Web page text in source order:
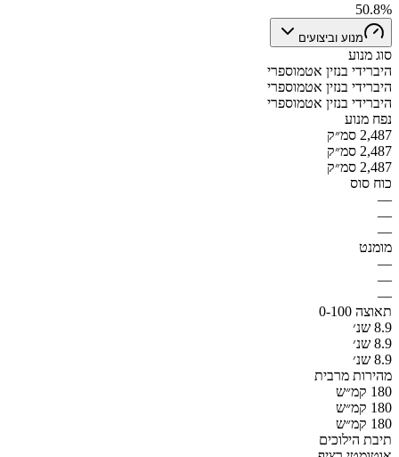
50.8%
מנוע וביצועים
סוג מנוע
היברידי בנזין אטמוספרי
היברידי בנזין אטמוספרי
היברידי בנזין אטמוספרי
נפח מנוע
2,487 סמ״ק
2,487 סמ״ק
2,487 סמ״ק
כוח סוס
—
—
—
מומנט
—
—
—
תאוצה 0-100
8.9 שנ׳
8.9 שנ׳
8.9 שנ׳
מהירות מרבית
180 קמ״ש
180 קמ״ש
180 קמ״ש
תיבת הילוכים